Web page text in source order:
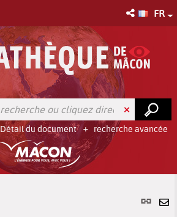
FR
recherche avancée
Détail du document
Lien